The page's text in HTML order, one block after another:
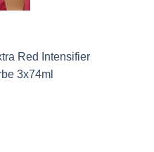
Red Intensifier
3x74ml